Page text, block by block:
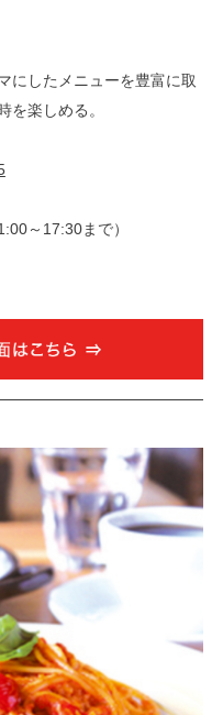
にしたメニューを豊富に取
を楽しめる。
～17:30まで）